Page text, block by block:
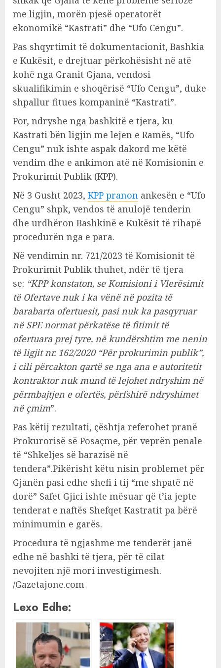
me ligjin, morën pjesë operatorët
ekonomikë “Kastrati” dhe “Ufo Cengu”.
Pas shqyrtimit të dokumentacionit, Bashkia
e Kukësit, e drejtuar përkohësisht në atë
kohë nga Granit Gjana, vendosi
skualifikimin e shoqërisë “Ufo Cengu”, duke
shpallur fitues kompaninë “Kastrati”.
Por, ndryshe nga bashkitë e tjera, ku
Kastrati bën ligjin me lejen e Ramës, “Ufo
Cengu” nuk ishte aspak dakord me këtë
vendim dhe e ankimon atë në Komisionin e
Prokurimit Publik (KPP).
Në 3 Gusht 2023, KPP pranon ankesën e “Ufo
Cengu” shpk, vendos të anulojë tenderin
dhe urdhëron Bashkinë e Kukësit të rihapë
procedurën nga e para.
Në vendimin nr. 721/2023 të Komisionit të
Prokurimit Publik thuhet, ndër të tjera
se: “KPP konstaton, se Komisioni i Vlerësimit
të Ofertave nuk i ka vënë në pozita të
barabarta ofertuesit, pasi nuk ka pasqyruar
në SPE normat përkatëse të fitimit të
ofertuara prej tyre, në kundërshtim me nenin
të ligjit nr. 162/2020 “Për prokurimin publik”,
i cili përcakton qartë se nga ana e autoritetit
kontraktor nuk mund të lejohet ndryshim në
përmbajtjen e ofertës, përfshirë ndryshimet
në çmim”.
Pas këtij rezultati, çështja referohet pranë
Prokurorisë së Posaçme, për veprën penale
të “Shkeljes së barazisë në
tendera”.Pikërisht këtu nisin problemet për
Gjanën pasi edhe shefi i tij “me shpatë në
dorë” Safet Gjici ishte mësuar që t’ia jepte
tenderat e naftës Shefqet Kastratit pa bërë
minimumin e garës.
Procedura të ngjashme me tenderët janë
edhe në bashki të tjera, për të cilat
nevojiten një mori investigimesh.
/Gazetajone.com
Lexo Edhe: